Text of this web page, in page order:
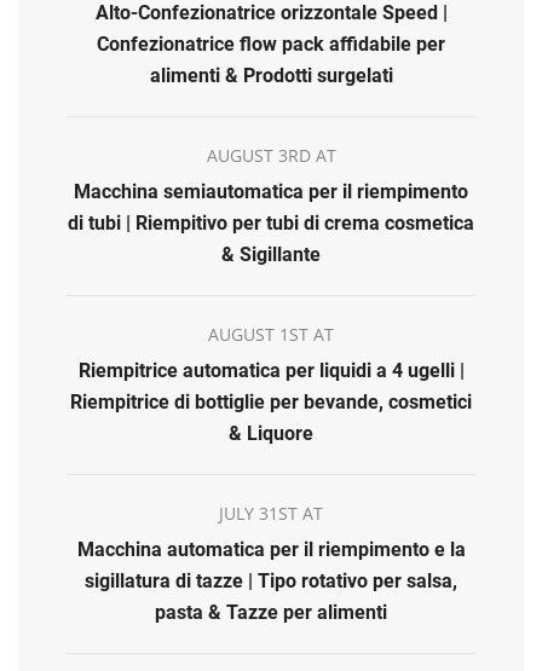
Alto-Confezionatrice orizzontale Speed |
Confezionatrice flow pack affidabile per
alimenti & Prodotti surgelati
AUGUST 3RD AT
Macchina semiautomatica per il riempimento
di tubi | Riempitivo per tubi di crema cosmetica
& Sigillante
AUGUST 1ST AT
Riempitrice automatica per liquidi a 4 ugelli |
Riempitrice di bottiglie per bevande, cosmetici
& Liquore
JULY 31ST AT
Macchina automatica per il riempimento e la
sigillatura di tazze | Tipo rotativo per salsa,
pasta & Tazze per alimenti